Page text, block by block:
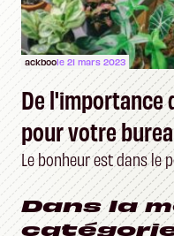
ackboole 21 mars 2023
De l'importance
pour votre
Le bonheur est dans le
Dans la